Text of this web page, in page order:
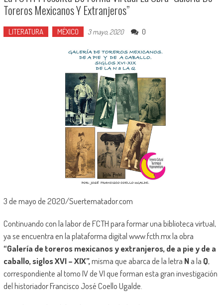
Toreros Mexicanos Y Extranjeros”
LITERATURA MÉXICO 3 mayo, 2020 0
3 de mayo de 2020/Suertematador.com
Continuando con la labor de FCTH para formar una biblioteca virtual,
ya se encuentra en la plataforma digital www.fcth.mx la obra
“Galería de toreros mexicanos y extranjeros, de a pie y de a
caballo, siglos XVI – XIX”,misma que abarca de la letra Na la Q,
correspondiente al tomo IV de VI que forman esta gran investigación
del historiador Francisco José Coello Ugalde.